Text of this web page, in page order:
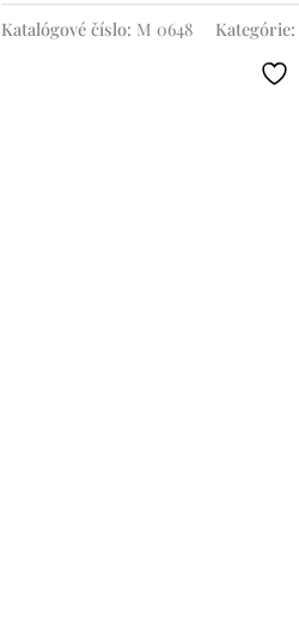
Katalógové číslo: M 0648 Kategórie: